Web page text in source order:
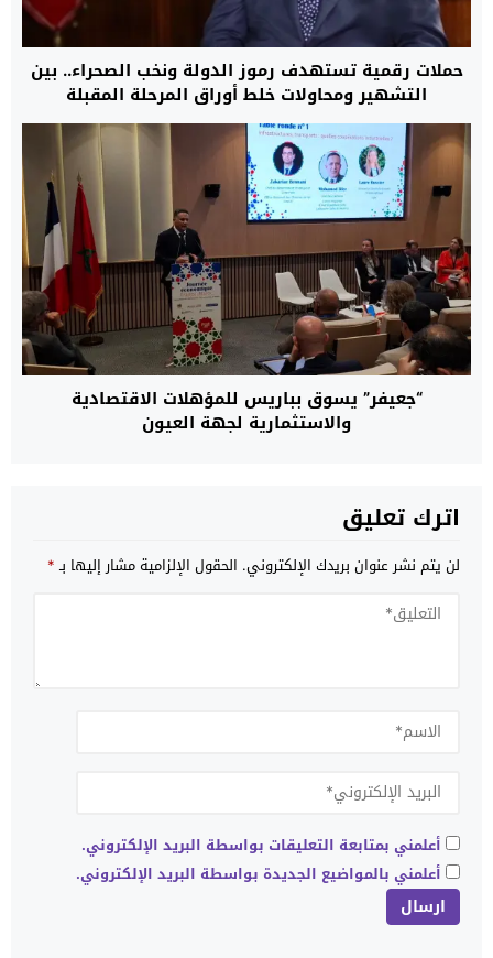
حملات رقمية تستهدف رموز الدولة ونخب الصحراء.. بين
التشهير ومحاولات خلط أوراق المرحلة المقبلة
“جعيفر” يسوق بباريس للمؤهلات الاقتصادية
والاستثمارية لجهة العيون
اترك تعليق
لن يتم نشر عنوان بريدك الإلكتروني. الحقول الإلزامية مشار إليها بـ*
أعلمني بمتابعة التعليقات بواسطة البريد الإلكتروني.
أعلمني بالمواضيع الجديدة بواسطة البريد الإلكتروني.